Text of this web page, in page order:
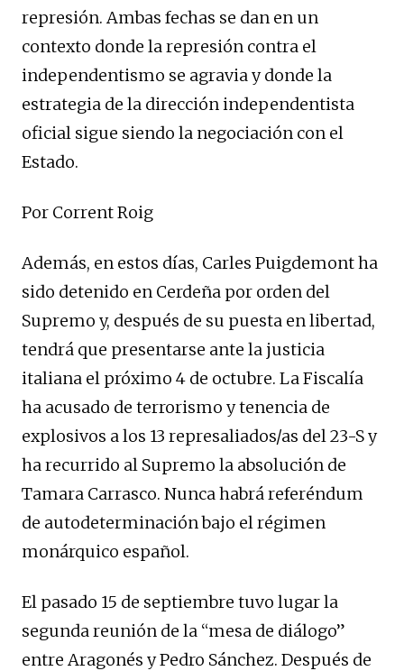
represión. Ambas fechas se dan en un
contexto donde la represión contra el
independentismo se agravia y donde la
estrategia de la dirección independentista
oficial sigue siendo la negociación con el
Estado.
Por Corrent Roig
Además, en estos días, Carles Puigdemont ha
sido detenido en Cerdeña por orden del
Supremo y, después de su puesta en libertad,
tendrá que presentarse ante la justicia
italiana el próximo 4 de octubre. La Fiscalía
ha acusado de terrorismo y tenencia de
explosivos a los 13 represaliados/as del 23-S y
ha recurrido al Supremo la absolución de
Tamara Carrasco. Nunca habrá referéndum
de autodeterminación bajo el régimen
monárquico español.
El pasado 15 de septiembre tuvo lugar la
segunda reunión de la “mesa de diálogo”
entre Aragonés y Pedro Sánchez. Después de